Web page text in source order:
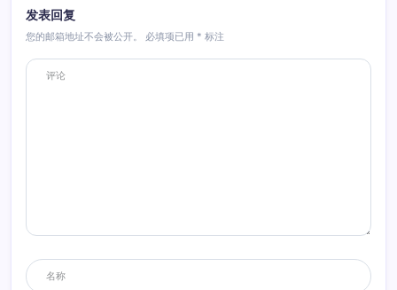
发表回复
您的邮箱地址不会被公开。 必填项已用 * 标注